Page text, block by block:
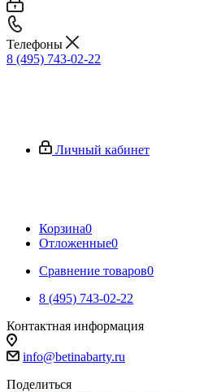
Телефоны
8 (495) 743-02-22
Личный кабинет
Корзина0
Отложенные0
Сравнение товаров0
8 (495) 743-02-22
Контактная информация
info@betinabarty.ru
Поделиться